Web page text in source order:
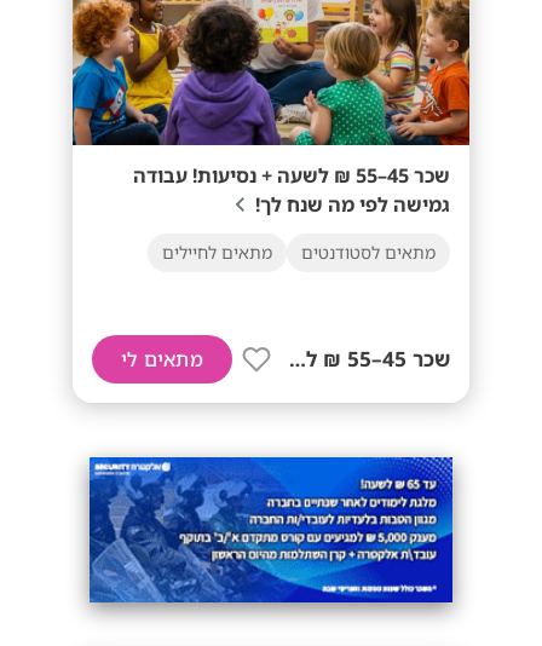
שכר 45–55 ₪ לשעה + נסיעות! עבודה
גמישה לפי מה שנח לך!
מתאים לסטודנטים מתאים לחיילים
שכר 45–55 ₪ לשעה+ נסיעות! מתאים לי